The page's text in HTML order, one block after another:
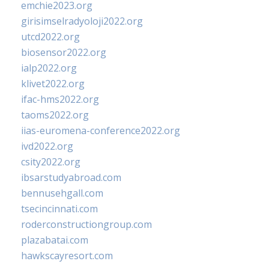
emchie2023.org
girisimselradyoloji2022.org
utcd2022.org
biosensor2022.org
ialp2022.org
klivet2022.org
ifac-hms2022.org
taoms2022.org
iias-euromena-conference2022.org
ivd2022.org
csity2022.org
ibsarstudyabroad.com
bennusehgall.com
tsecincinnati.com
roderconstructiongroup.com
plazabatai.com
hawkscayresort.com